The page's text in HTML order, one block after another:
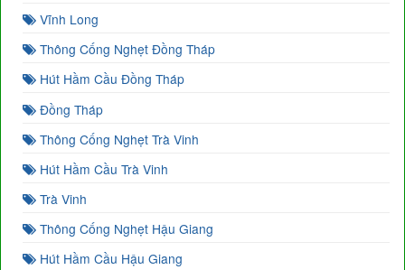
Vĩnh Long
Thông Cống Nghẹt Đồng Tháp
Hút Hầm Cầu Đồng Tháp
Đồng Tháp
Thông Cống Nghẹt Trà Vinh
Hút Hầm Cầu Trà Vinh
Trà Vinh
Thông Cống Nghẹt Hậu Giang
Hút Hầm Cầu Hậu Giang